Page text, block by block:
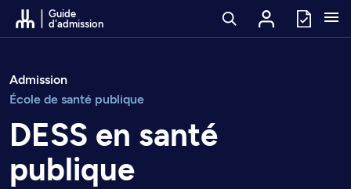
Passer au contenu
Guide
d'admission
Admission
École de santé publique
DESS en santé
publique